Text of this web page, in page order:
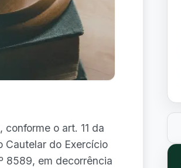
o art. 11 da
Cautelar do Exercício
8589, em decorrência